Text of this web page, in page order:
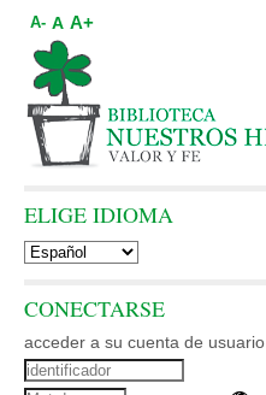
A- A A+
ELIGE IDIOMA
CONECTARSE
acceder a su cuenta de usuario